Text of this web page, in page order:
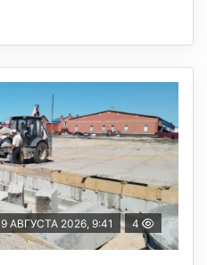
9 АВГУСТА 2026, 9:41 4